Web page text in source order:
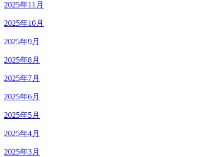
2025年11月
2025年10月
2025年9月
2025年8月
2025年7月
2025年6月
2025年5月
2025年4月
2025年3月